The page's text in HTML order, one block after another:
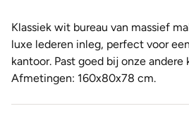
Klassiek wit bureau van massief
luxe lederen inleg, perfect voor
kantoor. Past goed bij onze andere
Afmetingen: 160x80x78 cm.